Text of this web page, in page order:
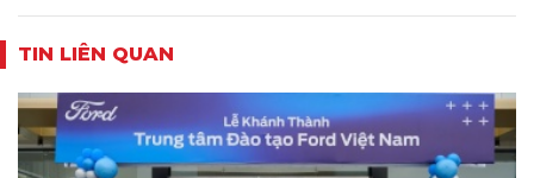
TIN LIÊN QUAN